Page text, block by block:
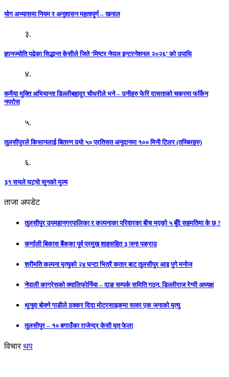
योग अभ्यासमा नियम र अनुशासन महत्वपूर्ण – खनाल
३.
ज्ञानज्योति पढेका सिद्धान्त केसीले जिते ‘मिष्टर नेपाल इन्टरनेशनल २०२६’ को उपाधि
४.
कमैया मुक्ति अभियान्ता डिल्लीबहादुर चौधरीले भने – उनीहरु फेरि दासताको चक्रमा फर्किन
नपरोस
५.
तुलसीपुरले किसानलाई बितरण गर्‍यो ५० प्रतिसत अनुदानमा १०० मिनी टिलर (तस्बिरहरु)
६.
३१ सयले घट्यो सुनको मूल्य
ताजा अपडेट
तुलसीपुर उपमहानगरपालिका र कल्पनाका परिवारका बीच भएको ५ बुँदे सहमतिमा के छ ?
कर्णाली बिकास बैंकका पूर्व प्रमुख शाहसहित ३ जना पक्राउ
श्रीमति कल्पना मृत्युको २४ घन्टा भित्रै कतार बाट तुलसीपुर आइ पुगे मनोज
नेपाली काग्रेसको क्यालिफोर्निया – दाङ सम्पर्क समिति गठन, डिल्लीराज रेग्मी अध्यक्ष
थुनुवा बोक्ने गाडीले ठक्कर दिदा मोटरसाइकमा सावर एक जनाको मृत्यु
तुलसीपुर – १० बगाउँका राजेन्द्र केसी मृत फेला
विचार थप